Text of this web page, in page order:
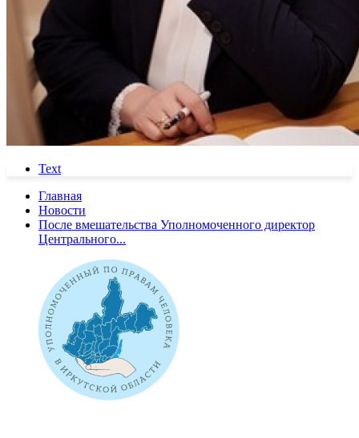
Text
Главная
Новости
После вмешательства Уполномоченного директор
Центрального...